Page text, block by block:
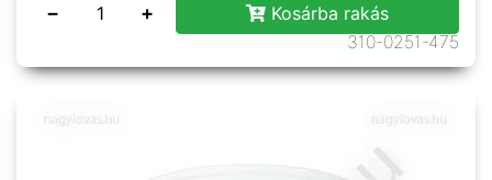
− +
Kosárba rakás
310-0251-475